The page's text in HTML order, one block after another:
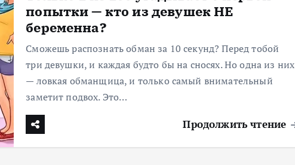
попытки — кто из девушек НЕ
беременна?
Сможешь распознать обман за 10 секунд? Перед тобой
три девушки, и каждая будто бы на сносях. Но одна из них
— ловкая обманщица, и только самый внимательный
заметит подвох. Это…
Продолжить чтение